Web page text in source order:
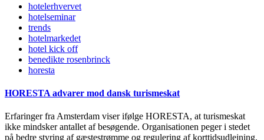
hotelerhvervet
hotelseminar
trends
hotelmarkedet
hotel kick off
benedikte rosenbrinck
horesta
HORESTA advarer mod dansk turismeskat
Erfaringer fra Amsterdam viser ifølge HORESTA, at turismeskat
ikke mindsker antallet af besøgende. Organisationen peger i stedet
på bedre styring af gæstestrømme og regulering af korttidsudlejning.